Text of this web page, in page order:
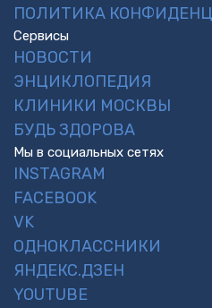
ПОЛИТИКА
Сервисы
НОВОСТИ
ЭНЦИКЛОПЕДИЯ
КЛИНИКИ МОСКВЫ
БУДЬ ЗДОРОВА
Мы в социальных сетях
INSTAGRAM
FACEBOOK
VK
ОДНОКЛАССНИКИ
ЯНДЕКС.ДЗЕН
YOUTUBE